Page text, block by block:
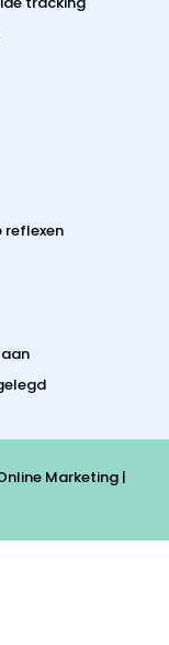
reflexen
Marketing |